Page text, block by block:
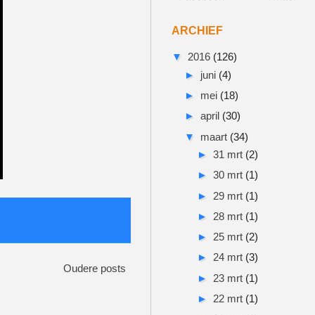
Oudere posts
ARCHIEF
▼ 2016 (126)
► juni (4)
► mei (18)
► april (30)
▼ maart (34)
► 31 mrt (2)
► 30 mrt (1)
► 29 mrt (1)
► 28 mrt (1)
► 25 mrt (2)
► 24 mrt (3)
► 23 mrt (1)
► 22 mrt (1)